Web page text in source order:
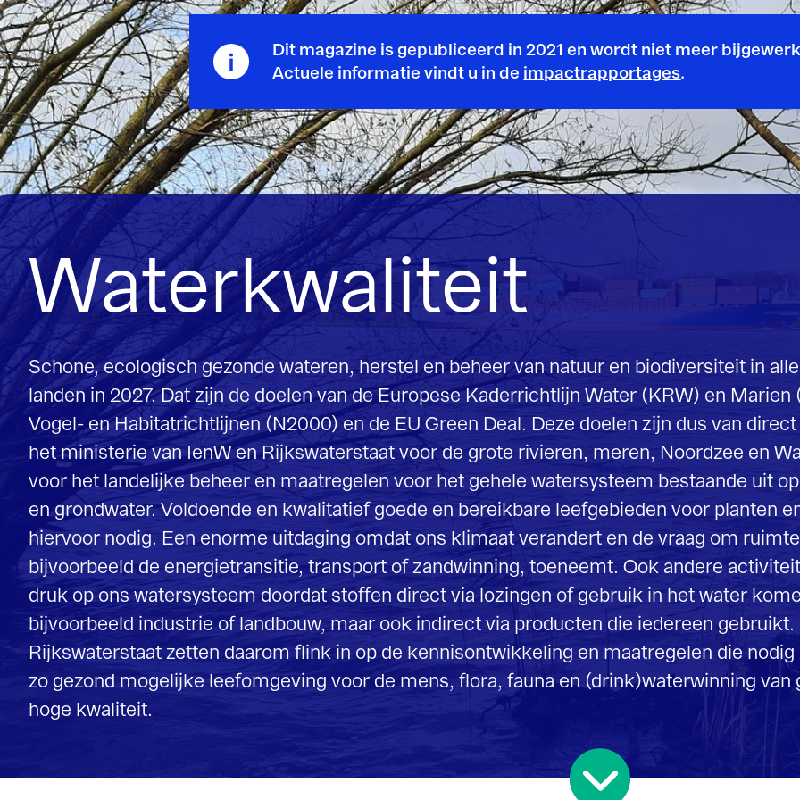
Actuele informatie vindt u in deimpactrapportages .
Waterkwaliteit
Schone, ecologisch gezonde wateren, herstel en beheer van natuur en biodiversiteit in alle Europese
landen in 2027. Dat zijn de doelen van de Europese Kaderrichtlijn Water (KRW) en Marien (KRM), de
Vogel- en Habitatrichtlijnen (N2000) en de EU Green Deal. Deze doelen zijn dus van direct belang voor
het ministerie van IenW en Rijkswaterstaat voor de grote rivieren, meren, Noordzee en Waddenzee en
voor het landelijke beheer en maatregelen voor het gehele watersysteem bestaande uit oppervlaktewater
en grondwater. Voldoende en kwalitatief goede en bereikbare leefgebieden voor planten en dieren zijn
hiervoor nodig. Een enorme uitdaging omdat ons klimaat verandert en de vraag om ruimte voor
bijvoorbeeld de energietransitie, transport of zandwinning, toeneemt. Ook andere activiteiten leggen een
druk op ons watersysteem doordat stoffen direct via lozingen of gebruik in het water komen vanuit
bijvoorbeeld industrie of landbouw, maar ook indirect via producten die iedereen gebruikt. IenW en
Rijkswaterstaat zetten daarom flink in op de kennisontwikkeling en maatregelen die nodig zijn voor een
zo gezond mogelijke leefomgeving voor de mens, flora, fauna en (drink)waterwinning van gegarandeerd
hoge kwaliteit.
Foto: Kees
Op het gebied van waterkwaliteit zijn op dit moment veel veranderingen gaande.
Het is belangrijk om te zorgen voor klimaatbestendige en ecologisch gezonde
watersystemen, waar we duurzaam gebruik van maken. Bij de kennisontwikkeling
die hiervoor nodig is, spelen Deltares en andere instituten zoals Universiteit
Wageningen (WUR), RIVM en KWR Water Research een belangrijke rol. De kennis
systeemmaatregelen die nodig zijn voor het bereiken van ecologische en
natuurdoelen. Ook ontwikkelt Deltares handzame applicaties en tools die voor